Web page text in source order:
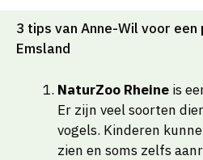
3 tips van Anne-Wil voor
Emsland
NaturZoo Rheine is
Er zijn veel soorten
vogels. Kinderen
zien en soms zelfs